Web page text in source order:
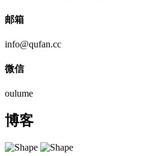
邮箱
info@qufan.cc
微信
oulume
博客